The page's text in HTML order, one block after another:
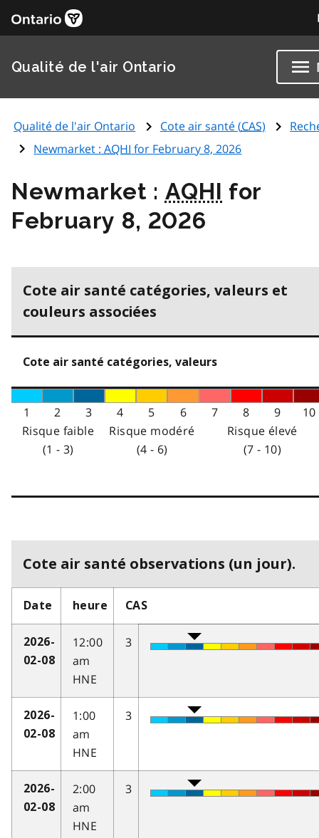
Qualité de l'air Ontario
Qualité de l'air Ontario Cote air santé (CAS)
Newmarket :AQHI for February 8, 2026
Newmarket : AQHI for
February 8, 2026
Cote air santé catégories, valeurs et
couleurs associées
Cote air santé catégories, valeurs
1 2 3 4 5 6 7 8 9
10
Risque faible
(1 - 3)
Risque modéré
(4 - 6)
Risque élevé
(7 - 10)
Cote air santé observations (un jour).
Date heure CAS
2026-
02-08
12:00
am
HNE
3
2026-
02-08
1:00
am
HNE
3
2026-
02-08
2:00
am
HNE
3